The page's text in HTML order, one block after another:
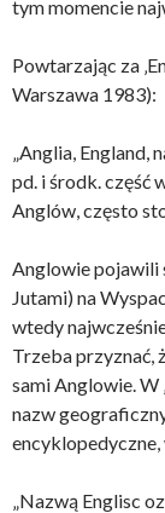
tym momencie
Powtarzając za
Warszawa 1983):
„Anglia, England,
pd. i środk. część
Anglów, często
Anglowie pojawili
Jutami) na
wtedy
Trzeba przyznać,
sami Anglowie. W
nazw
„Nazwą Englisc